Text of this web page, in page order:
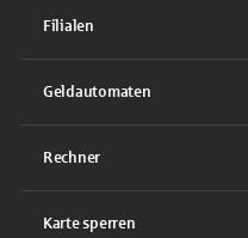
Filialen
Geldautomaten
Rechner
Karte sperren